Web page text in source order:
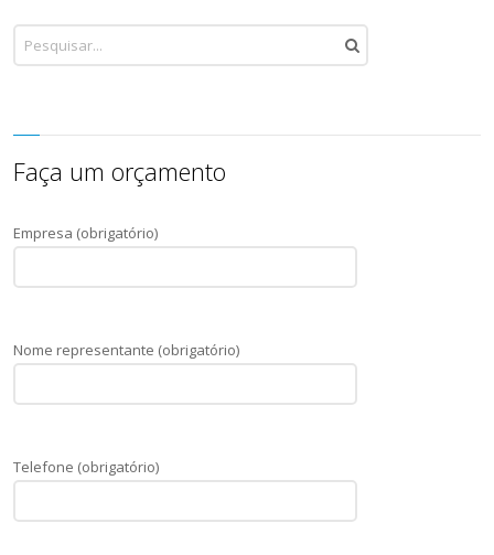
Faça um orçamento
Empresa (obrigatório)
Nome representante (obrigatório)
Telefone (obrigatório)